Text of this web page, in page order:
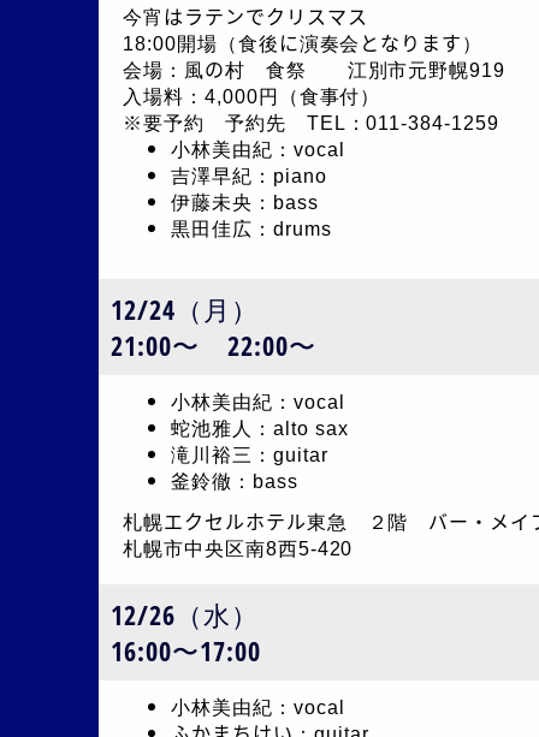
今宵はラテンでクリスマス
18:00開場（食後に演奏会となります）
会場：風の村 食祭 江別市元野幌919
入場料：4,000円（食事付）
※要予約 予約先 TEL：011-384-1259
小林美由紀：vocal
吉澤早紀：piano
伊藤未央：bass
黒田佳広：drums
12/24（月）
21:00〜 22:00〜
小林美由紀：vocal
蛇池雅人：alto sax
滝川裕三：guitar
釜鈴徹：bass
札幌エクセルホテル東急 ２階 バー・メイ
札幌市中央区南8西5-420
12/26（水）
16:00〜17:00
小林美由紀：vocal